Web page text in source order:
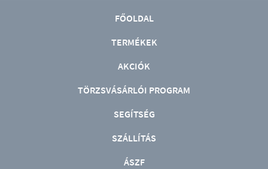
FŐOLDAL
TERMÉKEK
AKCIÓK
TÖRZSVÁSÁRLÓI PROGRAM
SEGÍTSÉG
SZÁLLÍTÁS
ÁSZF